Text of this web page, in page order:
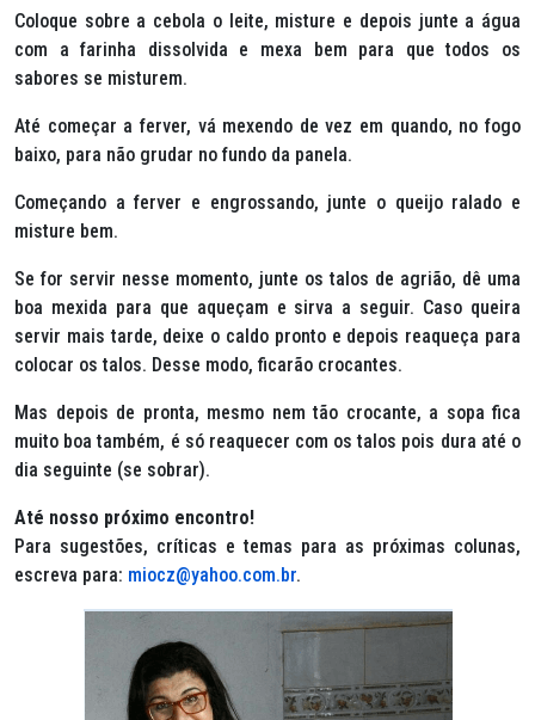
Coloque sobre a cebola o leite, misture e depois junte a água
com a farinha dissolvida e mexa bem para que todos os
sabores se misturem.
Até começar a ferver, vá mexendo de vez em quando, no fogo
baixo, para não grudar no fundo da panela.
Começando a ferver e engrossando, junte o queijo ralado e
misture bem.
Se for servir nesse momento, junte os talos de agrião, dê uma
boa mexida para que aqueçam e sirva a seguir. Caso queira
servir mais tarde, deixe o caldo pronto e depois reaqueça para
colocar os talos. Desse modo, ficarão crocantes.
Mas depois de pronta, mesmo nem tão crocante, a sopa fica
muito boa também, é só reaquecer com os talos pois dura até o
dia seguinte (se sobrar).
Até nosso próximo encontro!
Para sugestões, críticas e temas para as próximas colunas,
escreva para: miocz@yahoo.com.br.